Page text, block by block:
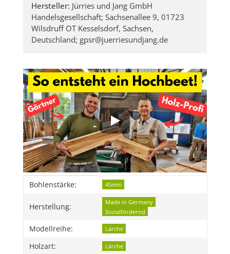
Hersteller: Jürries und Jang GmbH
Handelsgesellschaft; Sachsenallee 9, 01723
Wilsdruff OT Kesselsdorf, Sachsen,
Deutschland; gpsr@juerriesundjang.de
Produkteigenschaft
Wert
Bohlenstärke: 45mm
Herstellung:
Made in Germany
Sozialfördernd
Modellreihe: Lärche
Holzart: Lärche